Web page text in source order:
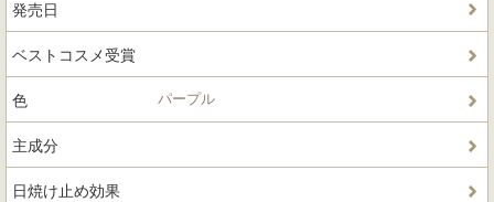
発売日
ベストコスメ受賞
色 パープル
主成分
日焼け止め効果